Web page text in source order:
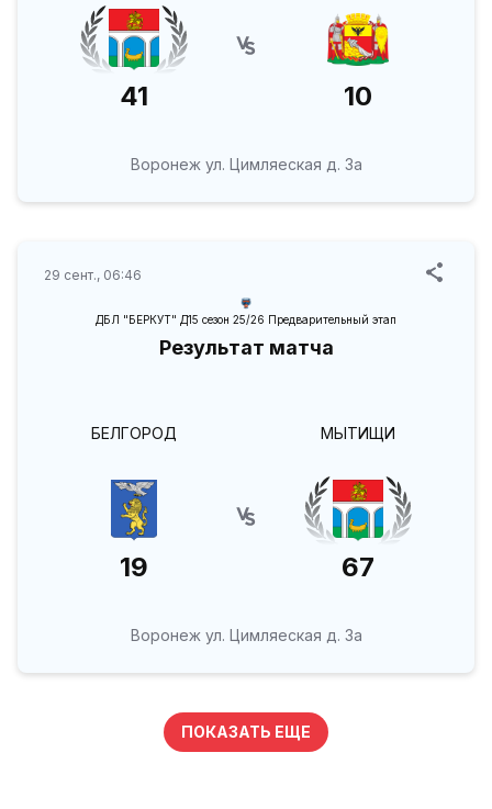
41 10
Воронеж ул. Цимляеская д. 3а
29 сент., 06:46
ДБЛ "БЕРКУТ" Д15 сезон 25/26 Предварительный этап
Результат матча
БЕЛГОРОД
19
МЫТИЩИ
67
Воронеж ул. Цимляеская д. 3а
ПОКАЗАТЬ ЕЩЕ